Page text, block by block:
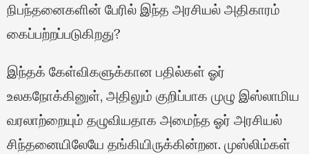
நிபந்தனைகளின் பேரில் இந்த அரசியல் அதிகாரம்
கைப்பற்றப்படுகிறது?
இந்தக் கேள்விகளுக்கான பதில்கள் ஓர்
உலகநோக்கினுள், அதிலும் குறிப்பாக முழு இஸ்லாமிய
வரலாற்றையும் தழுவியதாக அமைந்த ஓர் அரசியல்
சிந்தனையிலேயே தங்கியிருக்கின்றன. முஸ்லிம்கள்